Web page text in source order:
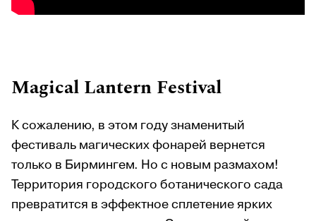
Magical Lantern Festival
К сожалению, в этом году знаменитый
фестиваль магических фонарей вернется
только в Бирмингем. Но с новым размахом!
Территория городского ботанического сада
превратится в эффектное сплетение ярких